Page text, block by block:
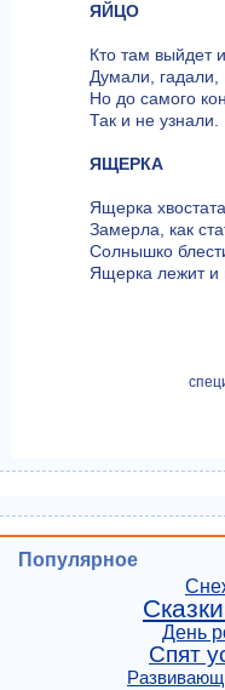
ЯЙЦО
Кто там выйдет
Думали, гадали,
Но до самого
Так и не узнали.
ЯЩЕРКА
Ящерка
Замерла, как
Солнышко
Ящерка лежит и
Популярное
День
Спят